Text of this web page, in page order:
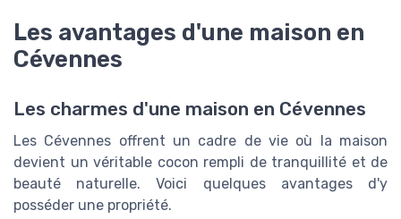
Les avantages d'une maison en
Cévennes
Les charmes d'une maison en Cévennes
Les Cévennes offrent un cadre de vie où la maison
devient un véritable cocon rempli de tranquillité et de
beauté naturelle. Voici quelques avantages d'y
posséder une propriété.